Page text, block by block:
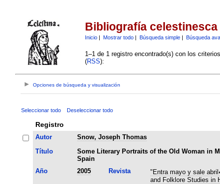
Bibliografía celestinesca
Inicio| Mostrar todo| Búsqueda simple| Búsqueda
1–1 de 1 registro encontrado(s) con los
(RSS):
Opciones de búsqueda y visualización
Seleccionar todo Deseleccionar todo
Registro
Autor
Snow, Joseph Thomas
Título
Some Literary Portraits of the Old Woman in
Spain
Año
2005 Revista
"Entra mayo y sale
and Folklore Studies in